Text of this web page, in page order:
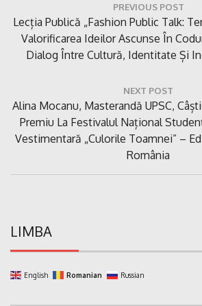
articole
PREVIOUS POST
Previous
Post:
Lecția Publică „Fashion Public Talk:
Valorificarea Ideilor Ascunse În
Dialog Între Cultură, Identitate Și
NEXT POST
Next
Post:
Alina Mocanu, Masterandă UPSC,
Premiu La Festivalul Național
Vestimentară „Culorile Toamnei” –
România
LIMBA
English Romanian Russian